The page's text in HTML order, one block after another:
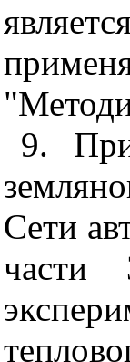
9. При
Сети
части